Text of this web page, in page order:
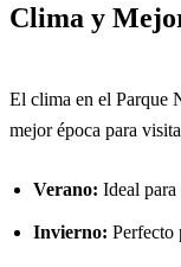
Clima y
El clima en el Parque
mejor época para
Verano: Ideal para
Invierno: Perfecto